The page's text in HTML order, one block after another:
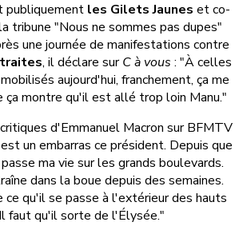
publiquement les Gilets Jaunes et co-
tribune "Nous ne sommes pas dupes"
une journée de manifestations contre
, il déclare surC à vous : "À celles
aujourd'hui, franchement, ça me
ça montre qu'il est allé trop loin Manu."
d'Emmanuel Macron sur BFMTV
un embarras ce président. Depuis que
ma vie sur les grands boulevards.
dans la boue depuis des semaines.
qu'il se passe à l'extérieur des hauts
faut qu'il sorte de l'Élysée."